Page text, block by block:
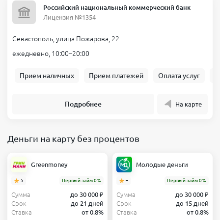
Хотя в Севастополе работают отделения некоторых банков и
микрофинансовых компаний, наиболее востребованным стал
онлайн-формат. Почему?
Экономия времени. Нет необходимости стоять в очередях,
подписывать кипы бумаг.
моментально.
заявки 24/7, что особенно полезно при срочной нужде в
Российский национальный коммерческий банк
Лицензия №1354
Севастополь, улица Пожарова, 22
ежедневно, 10:00–20:00
Прием наличных Прием платежей Оплата услуг
Подробнее На карте
Деньги на карту без процентов
Greenmoney
5 Первый займ 0%
Сумма
до 30 000 ₽
Срок
до 21 дней
Ставка
от 0.8%
Молодые деньги
– Первый займ 0%
Сумма
до 30 000 ₽
Срок
до 15 дней
Ставка
от 0.8%